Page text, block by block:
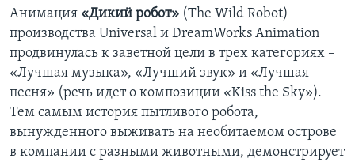
Анимация «Дикий робот» (The Wild Robot)
производства Universal и DreamWorks Animation
продвинулась к заветной цели в трех категориях –
«Лучшая музыка», «Лучший звук» и «Лучшая
песня» (речь идет о композиции «Kiss the Sky»).
Тем самым история пытливого робота,
вынужденного выживать на необитаемом острове
в компании с разными животными, демонстрирует